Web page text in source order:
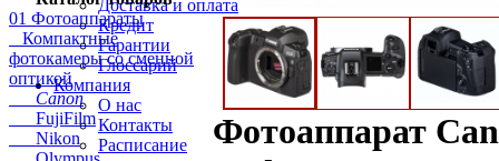
Доставка и оплата
Кредит
Гарантии
Глоссарий
Компания
О нас
Контакты
Расписание
01 Фотоаппараты
Компактные
фотокамеры со сменной
оптикой
Canon
FujiFilm
Nikon
Фотоаппарат